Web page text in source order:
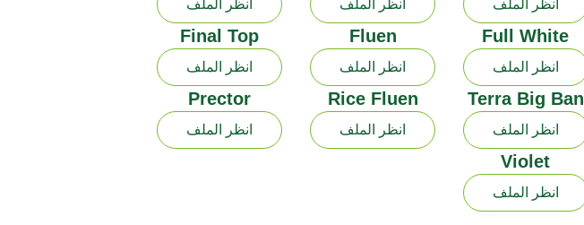
انظر الملف انظر الملف انظر الملف
Final Top
انظر الملف
Fluen
انظر الملف
Full White
انظر الملف
Prector
انظر الملف
Rice Fluen
انظر الملف
Terra Big Ban
انظر الملف
Violet
انظر الملف